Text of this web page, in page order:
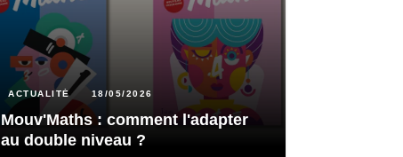
ACTUALITÉ 18/05/2026
Mouv'Maths : comment l'adapter
au double niveau ?